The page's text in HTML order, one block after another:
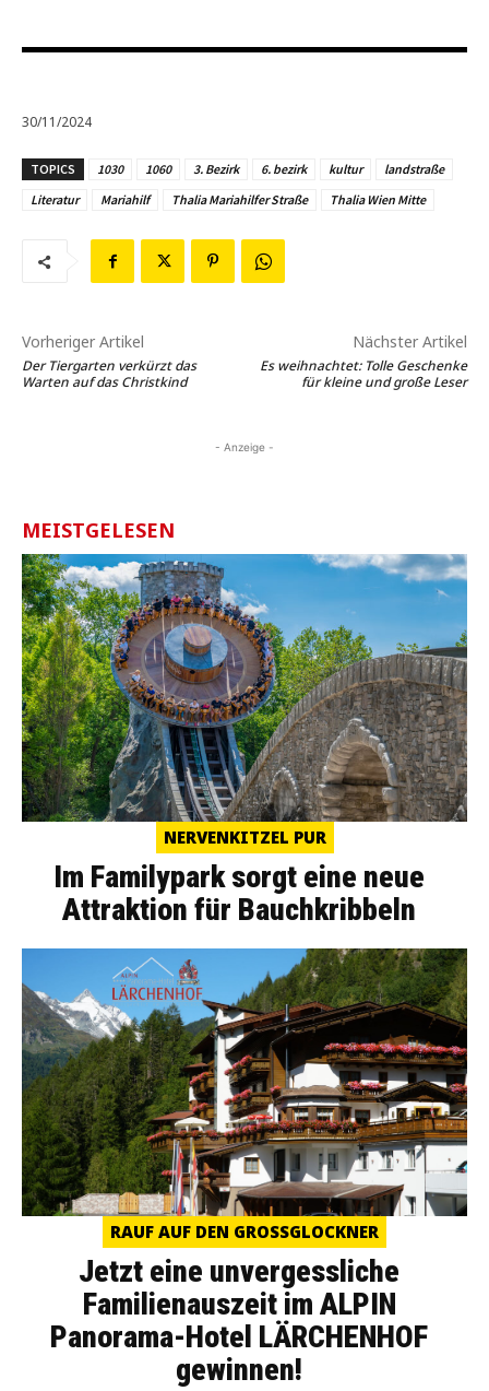
30/11/2024
TOPICS 1030 1060 3. Bezirk 6. bezirk kultur
landstraße
Literatur
Mariahilf Thalia Mariahilfer Straße Thalia Wien Mitte
Vorheriger Artikel
Der Tiergarten verkürzt das
Warten auf das Christkind
Nächster Artikel
Es weihnachtet: Tolle Geschenke
für kleine und große Leser
- Anzeige -
MEISTGELESEN
NERVENKITZEL PUR
Im Familypark sorgt eine neue
Attraktion für Bauchkribbeln
RAUF AUF DEN GROSSGLOCKNER
Jetzt eine unvergessliche
Familienauszeit im ALPIN
Panorama-Hotel LÄRCHENHOF
gewinnen!